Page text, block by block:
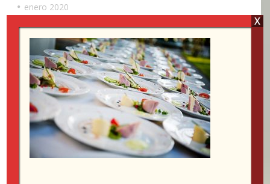
enero 2020
diciembre 2019
noviembre 2019
octubre 2019
julio 2019
junio 2019
X